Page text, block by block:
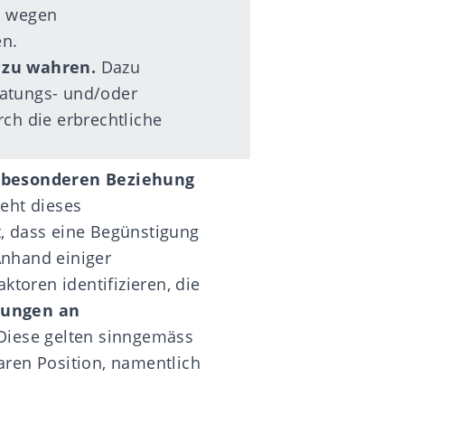
wahren. Dazu
und/oder
die erbrechtliche
besonderen Beziehung
dieses
dass eine Begünstigung
einiger
identifizieren, die
an
gelten sinngemäss
Position, namentlich